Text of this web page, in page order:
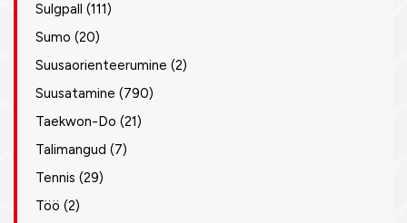
Sulgpall (111)
Sumo (20)
Suusaorienteerumine (2)
Suusatamine (790)
Taekwon-Do (21)
Talimangud (7)
Tennis (29)
Töö (2)